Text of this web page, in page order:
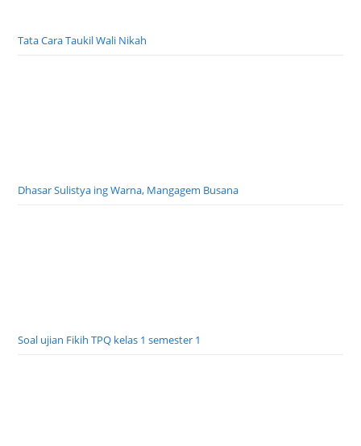
Tata Cara Taukil Wali Nikah
Dhasar Sulistya ing Warna, Mangagem Busana
Soal ujian Fikih TPQ kelas 1 semester 1